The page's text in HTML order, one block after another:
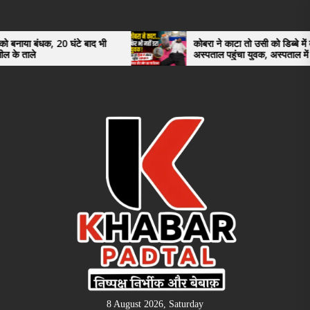
the
content
घंटे बाद भी
कोबरा ने काटा तो उसी को डिब्बे में बंद कर
अस्पताल पहुंचा युवक, अस्पताल में देखकर डॉक्टर
भी रह गए हैरान
8 August 2026, Saturday